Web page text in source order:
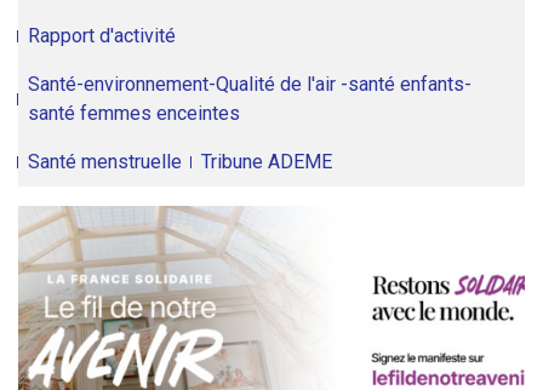
Rapport d'activité
Santé-environnement-Qualité de l'air -santé enfants-
santé femmes enceintes
Santé menstruelle Tribune ADEME